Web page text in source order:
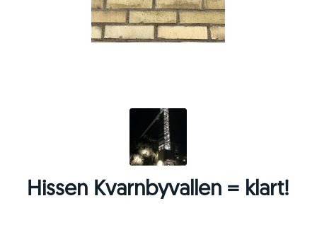
Hissen Kvarnbyvallen = klart!